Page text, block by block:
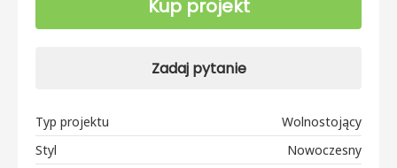
Kup projekt
Zadaj pytanie
Typ projektu
Wolnostojący
Styl
Nowoczesny